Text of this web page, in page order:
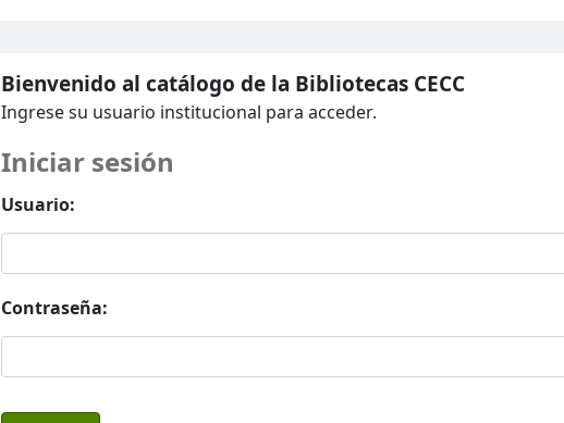
Bienvenido al catálogo de la Bibliotecas CECC
Ingrese su usuario institucional para acceder.
Iniciar sesión
Usuario:
Contraseña: